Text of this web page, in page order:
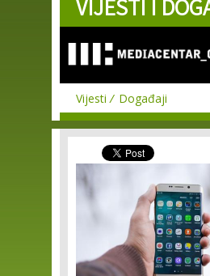
Skip to
main
VIJESTI I
Vijesti Događaji